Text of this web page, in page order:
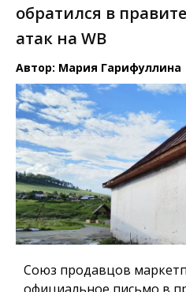
обратился в
атак на WB
Автор: Мария Гарифуллина
Союз продавцов